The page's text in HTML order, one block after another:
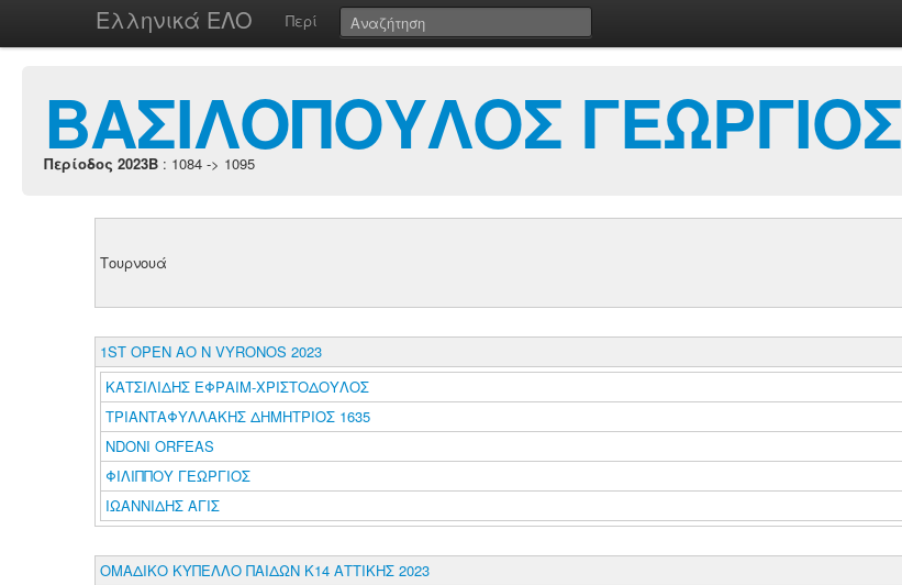
Ελληνικά ΕΛΟ Περί
ΒΑΣΙΛΟΠΟΥΛΟΣ ΓΕΩΡΓΙΟΣ
Περίοδος 2023B : 1084 -> 1095
Τουρνουά
1ST OPEN AO N VYRONOS 2023
ΚΑΤΣΙΛΙΔΗΣ ΕΦΡΑΙΜ-ΧΡΙΣΤΟΔΟΥΛΟΣ
ΤΡΙΑΝΤΑΦΥΛΛΑΚΗΣ ΔΗΜΗΤΡΙΟΣ 1635
NDONI ORFEAS
ΦΙΛΙΠΠΟΥ ΓΕΩΡΓΙΟΣ
ΙΩΑΝΝΙΔΗΣ ΑΓΙΣ
ΟΜΑΔΙΚΟ ΚΥΠΕΛΛΟ ΠΑΙΔΩΝ Κ14 ΑΤΤΙΚΗΣ 2023